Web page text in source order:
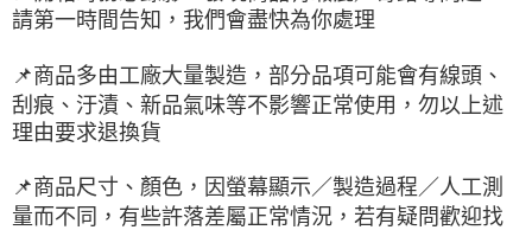
請第一時間告知，我們會盡快為你處理
📌商品多由工廠大量製造，部分品項可能會有線頭、
刮痕、汙漬、新品氣味等不影響正常使用，勿以上述
理由要求退換貨
📌商品尺寸、顏色，因螢幕顯示／製造過程／人工測
量而不同，有些許落差屬正常情況，若有疑問歡迎找